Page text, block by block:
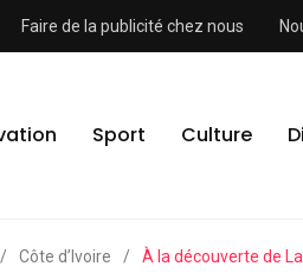
Faire de la publicité chez nous
Sport Culture
/ Côte d’Ivoire / À la découverte de